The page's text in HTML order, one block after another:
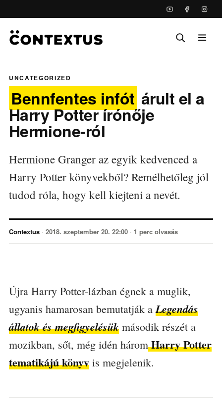
UNCATEGORIZED
Bennfentes infót árult el a
Harry Potter írónője
Hermione-ról
Hermione Granger az egyik kedvenced a
Harry Potter könyvekből? Remélhetőleg jól
tudod róla, hogy kell kiejteni a nevét.
Contextus · 2018. szeptember 20. 22:00 · 1 perc olvasás
Újra Harry Potter-lázban égnek a muglik,
ugyanis hamarosan bemutatják a Legendás
állatok és megfigyelésükmásodik részét a
mozikban, sőt, még idén háromHarry Potter
tematikájú könyvis megjelenik.